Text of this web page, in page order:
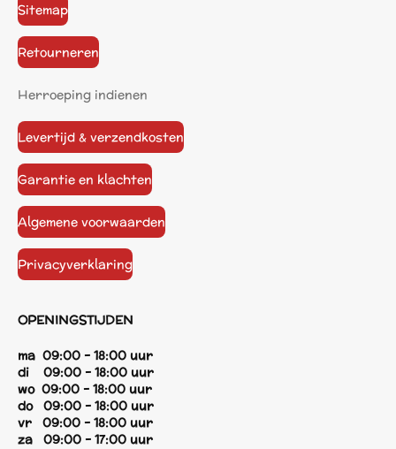
Sitemap
Retourneren
Herroeping indienen
Levertijd & verzendkosten
Garantie en klachten
Algemene voorwaarden
Privacyverklaring
OPENINGSTIJDEN
ma 09:00 - 18:00 uur
di 09:00 - 18:00 uur
wo 09:00 - 18:00 uur
do 09:00 - 18:00 uur
vr 09:00 - 18:00 uur
za 09:00 - 17:00 uur